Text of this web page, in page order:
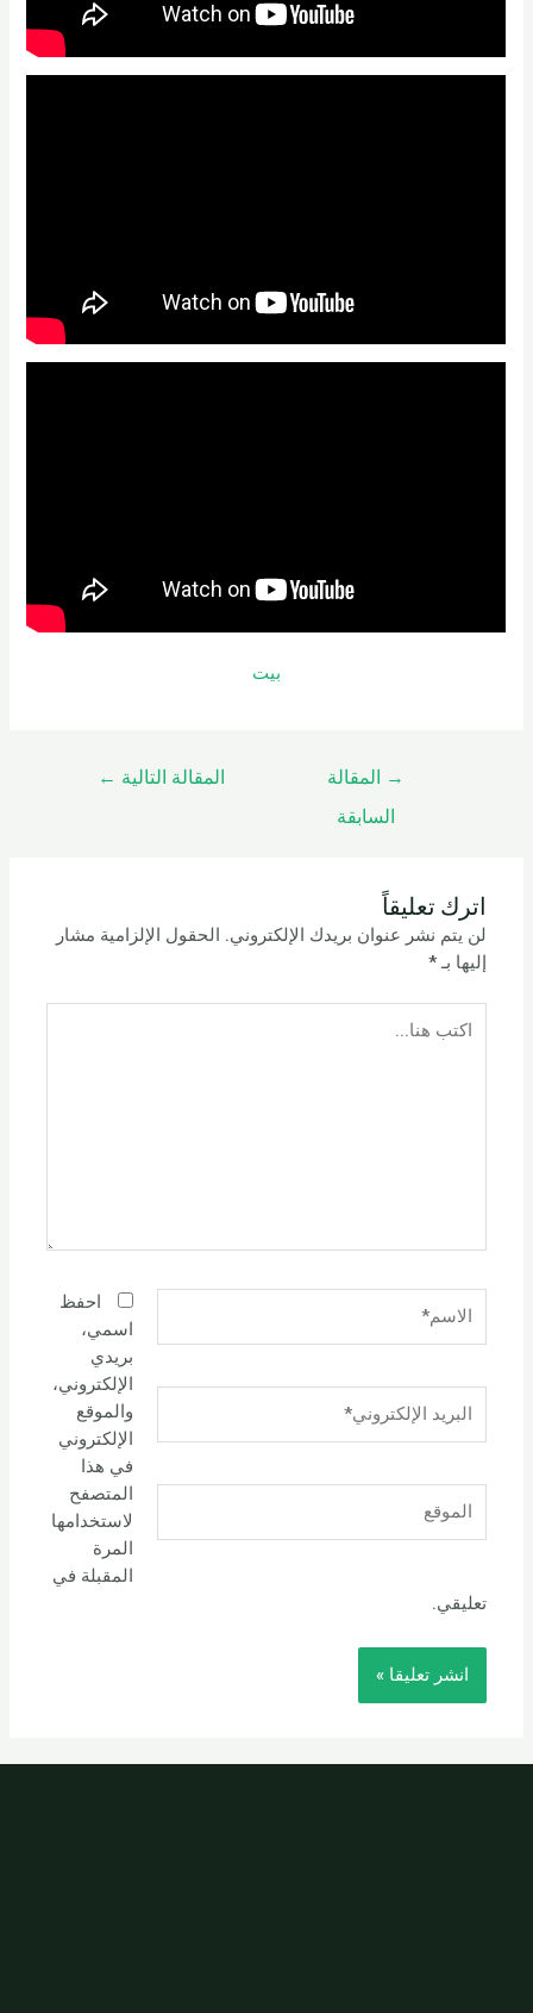
بيت
→
المقالة
السابقة
المقالة التالية ←
اترك تعليقاً
لن يتم نشر عنوان بريدك الإلكتروني. الحقول الإلزامية مشار
إليها بـ*
هنا...
الإلكتروني*
احفظ
اسمي،
بريدي
الإلكتروني،
والموقع
الإلكتروني
في هذا
المتصفح
لاستخدامها
المرة
المقبلة في
تعليقي.